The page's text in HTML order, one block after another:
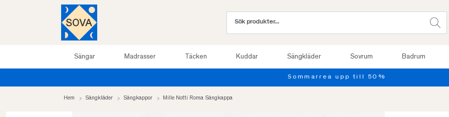
Sängar Madrasser Täcken Kuddar Sängkläder Sovrum Badrum
Hem Sängkläder Sängkappor Mille Notti Roma Sängkappa